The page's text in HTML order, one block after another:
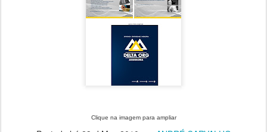
Clique na imagem para ampliar